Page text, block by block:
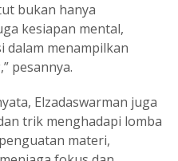
bukan hanya
kesiapan mental,
dalam menampilkan
pesannya.
Elzadaswarman juga
trik menghadapi lomba
materi,